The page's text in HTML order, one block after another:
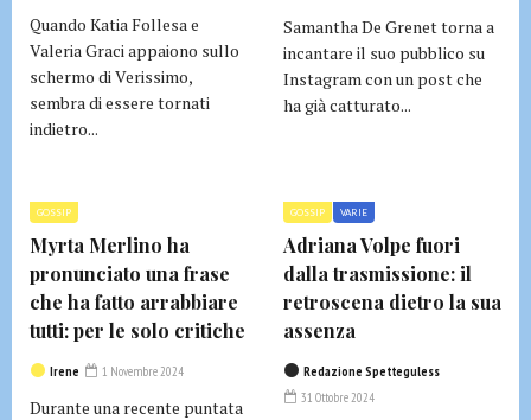
Quando Katia Follesa e
Valeria Graci appaiono sullo
schermo di Verissimo,
sembra di essere tornati
indietro...
Samantha De Grenet torna a
incantare il suo pubblico su
Instagram con un post che
ha già catturato...
GOSSIP
Myrta Merlino ha
pronunciato una frase
che ha fatto arrabbiare
tutti: per le solo critiche
Irene 1 Novembre 2024
Durante una recente puntata
GOSSIP VARIE
Adriana Volpe fuori
dalla trasmissione: il
retroscena dietro la sua
assenza
Redazione Spetteguless
31 Ottobre 2024